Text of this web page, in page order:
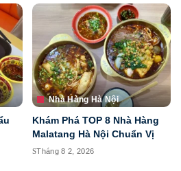
Nhà Hàng Hà Nội
Khám Phá TOP 8 Nhà Hàng
Malatang Hà Nội Chuẩn Vị
Tháng 8 2, 2026